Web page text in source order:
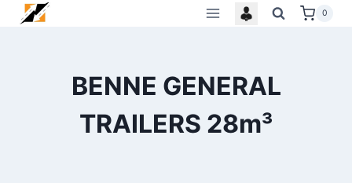
Skip
0
BENNE GENERAL
TRAILERS 28m³